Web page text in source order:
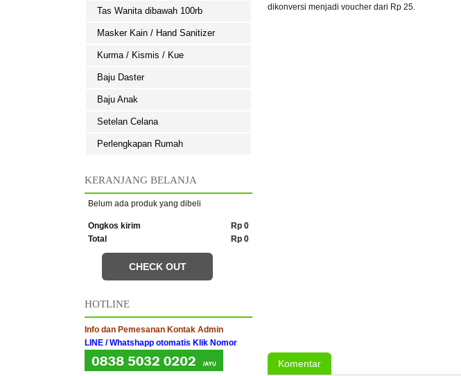
Tas Wanita dibawah 100rb
Masker Kain / Hand Sanitizer
Kurma / Kismis / Kue
Baju Daster
Baju Anak
Setelan Celana
Perlengkapan Rumah
KERANJANG BELANJA
Belum ada produk yang dibeli
Rp 0
Ongkos kirim
Rp 0
Total
CHECK OUT
HOTLINE
Info dan Pemesanan Kontak Admin
LINE / Whatshapp otomatis Klik Nomor
dikonversi menjadi voucher dari Rp 25.
Komentar